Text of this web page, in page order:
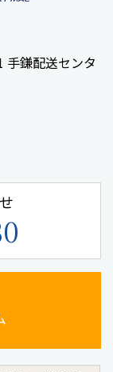
鎌配送センタ